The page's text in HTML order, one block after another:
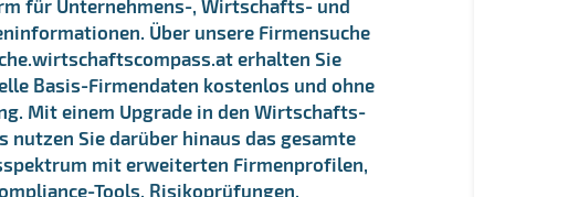
für Unternehmens-, Wirtschafts- und
Über unsere Firmensuche
erhalten Sie
Basis-Firmendaten kostenlos und ohne
Mit einem Upgrade in den Wirtschafts-
nutzen Sie darüber hinaus das gesamte
mit erweiterten Firmenprofilen,
Tools, Risikoprüfungen,